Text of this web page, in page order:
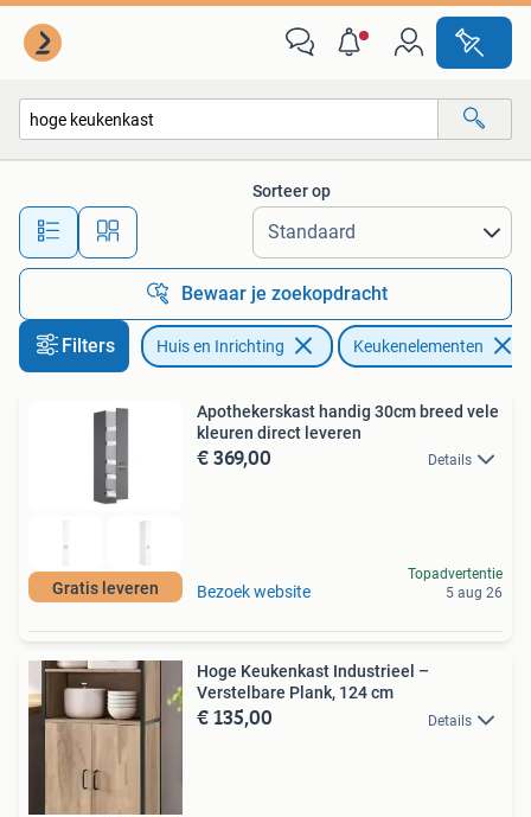
Alle afstanden…
Sorteer op
Bewaar je zoekopdracht
Filters Huis en Inrichting Keukenelementen
Gratis leveren
Apothekerskast handig 30cm breed vele
kleuren direct leveren
€ 369,00 Details
Bezoek website
Topadvertentie
5 aug 26
Hoge Keukenkast Industrieel –
Verstelbare Plank, 124 cm
€ 135,00 Details